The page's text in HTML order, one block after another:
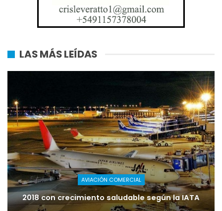
LAS MÁS LEÍDAS
AVIACIÓN COMERCIAL
2018 con crecimiento saludable según la IATA